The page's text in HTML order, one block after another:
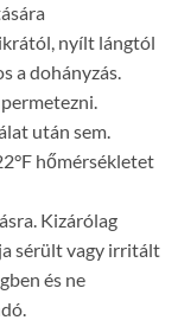
nyílt lángtól
a dohányzás.
után sem.
hőmérsékletet
Kizárólag
sérült vagy irritált
és ne